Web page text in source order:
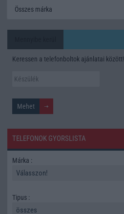
Összes márka
Keressen a telefonboltok ajánlatai között!
TELEFONOK GYORSLISTA
Márka :
Tipus :